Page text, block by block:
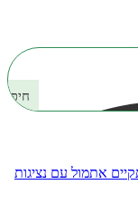
אתמול עם נציגות